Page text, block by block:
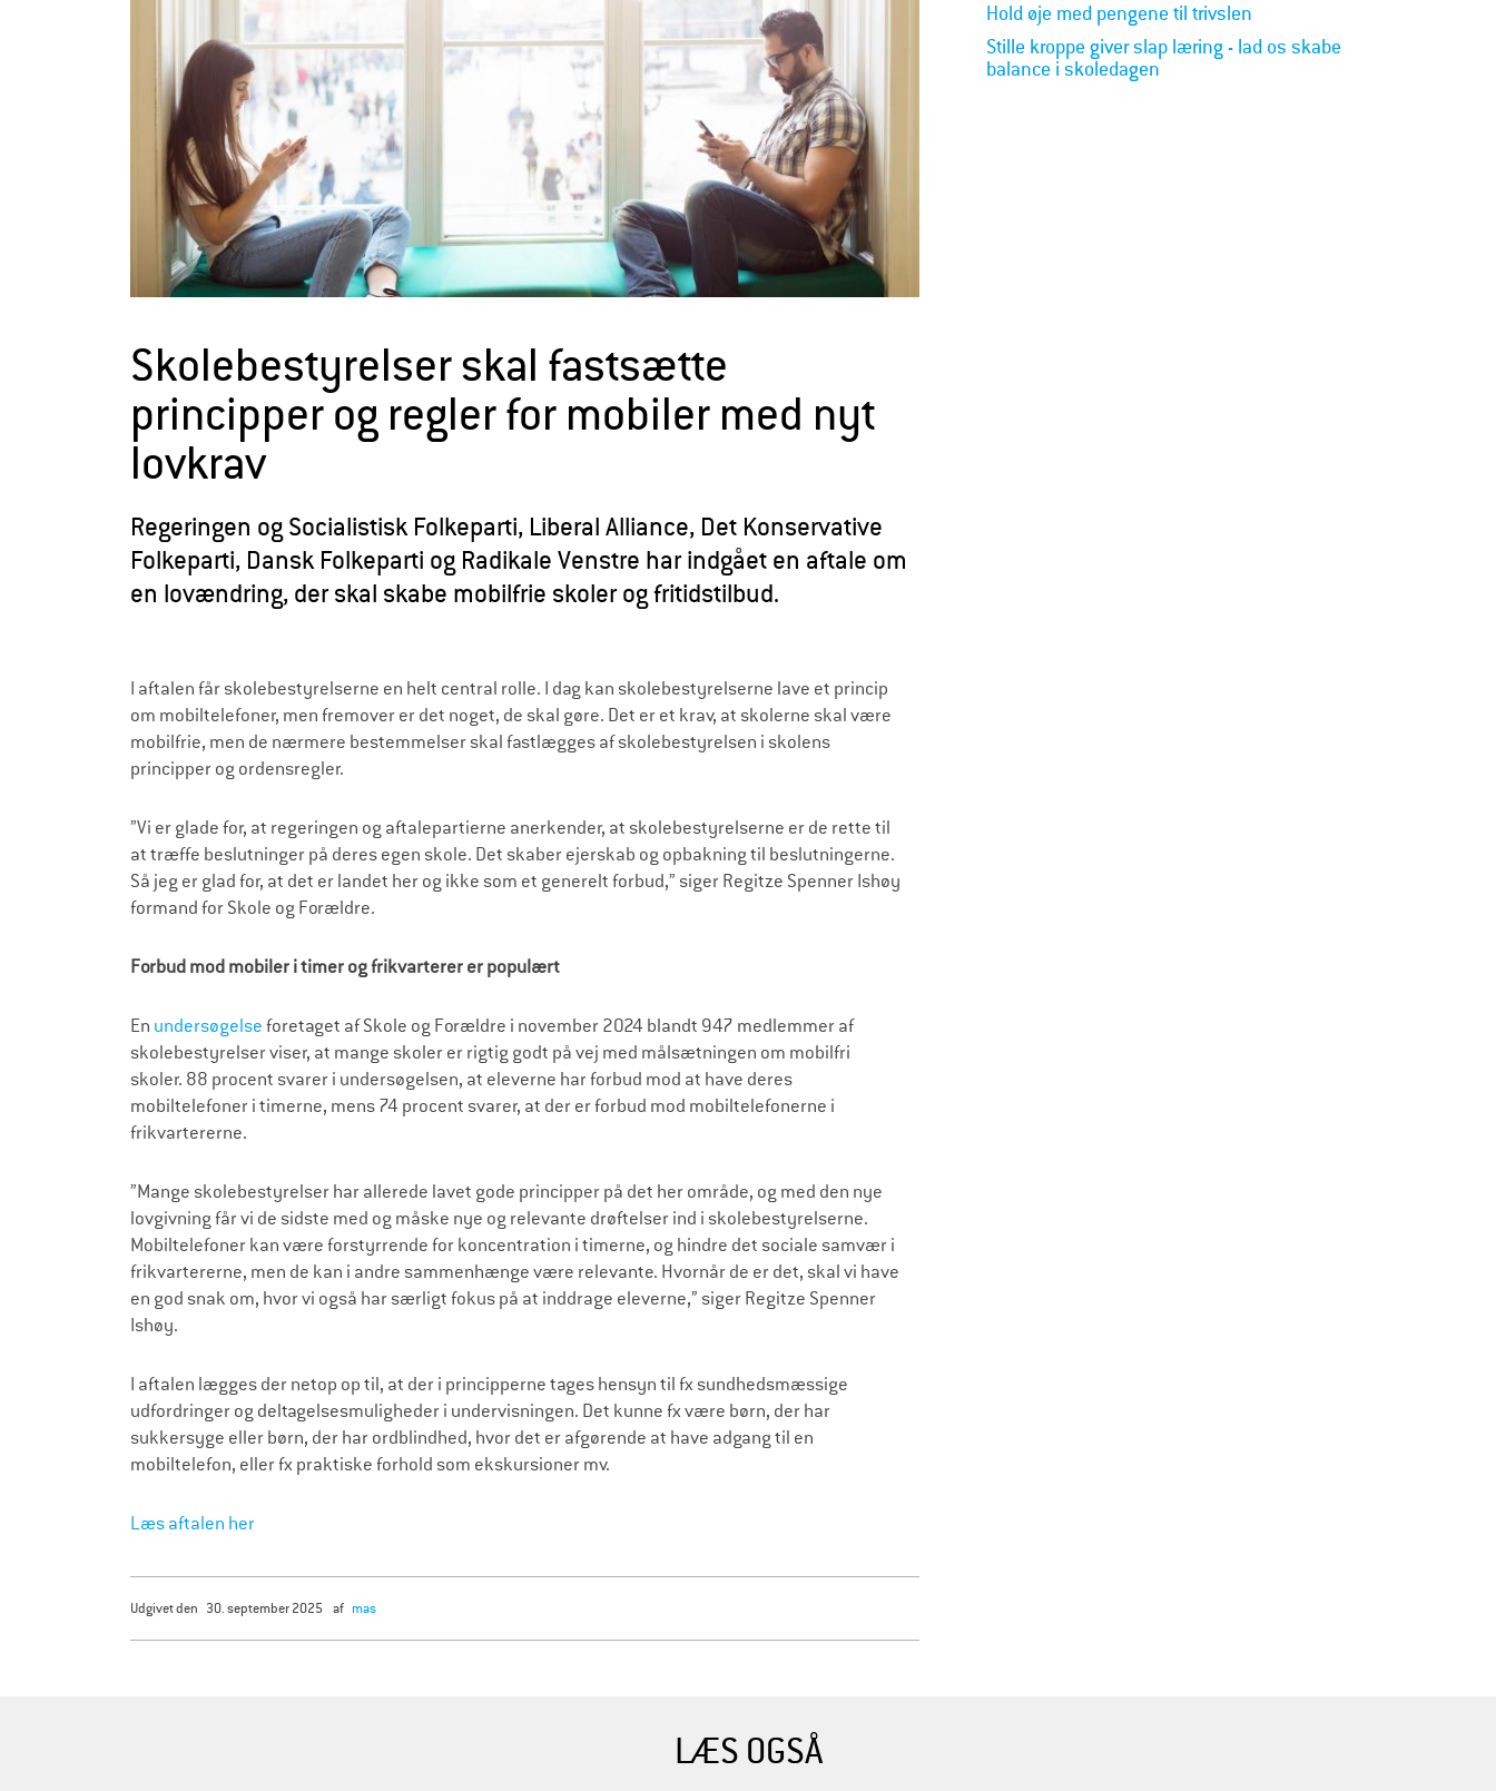
Skolebestyrelser skal fastsætte
principper og regler for mobiler med nyt
lovkrav
Regeringen og Socialistisk Folkeparti, Liberal Alliance, Det Konservative
Folkeparti, Dansk Folkeparti og Radikale Venstre har indgået en aftale om
en lovændring, der skal skabe mobilfrie skoler og fritidstilbud.
I aftalen får skolebestyrelserne en helt central rolle. I dag kan skolebestyrelserne lave et princip
om mobiltelefoner, men fremover er det noget, de skal gøre. Det er et krav, at skolerne skal være
mobilfrie, men de nærmere bestemmelser skal fastlægges af skolebestyrelsen i skolens
principper og ordensregler.
”Vi er glade for, at regeringen og aftalepartierne anerkender, at skolebestyrelserne er de rette til
at træffe beslutninger på deres egen skole. Det skaber ejerskab og opbakning til beslutningerne.
Så jeg er glad for, at det er landet her og ikke som et generelt forbud,” siger Regitze Spenner Ishøy
formand for Skole og Forældre.
Forbud mod mobiler i timer og frikvarterer er populært
En undersøgelseforetaget af Skole og Forældre i november 2024 blandt 947 medlemmer af
skolebestyrelser viser, at mange skoler er rigtig godt på vej med målsætningen om mobilfri
skoler. 88 procent svarer i undersøgelsen, at eleverne har forbud mod at have deres
mobiltelefoner i timerne, mens 74 procent svarer, at der er forbud mod mobiltelefonerne i
frikvartererne.
”Mange skolebestyrelser har allerede lavet gode principper på det her område, og med den nye
lovgivning får vi de sidste med og måske nye og relevante drøftelser ind i skolebestyrelserne.
Mobiltelefoner kan være forstyrrende for koncentration i timerne, og hindre det sociale samvær i
frikvartererne, men de kan i andre sammenhænge være relevante. Hvornår de er det, skal vi have
en god snak om, hvor vi også har særligt fokus på at inddrage eleverne,” siger Regitze Spenner
Ishøy.
I aftalen lægges der netop op til, at der i principperne tages hensyn til fx sundhedsmæssige
udfordringer og deltagelsesmuligheder i undervisningen. Det kunne fx være børn, der har
sukkersyge eller børn, der har ordblindhed, hvor det er afgørende at have adgang til en
mobiltelefon, eller fx praktiske forhold som ekskursioner mv.
Læs aftalen her
udgivet den 30. september 2025 af mas
Hold øje med pengene til trivslen
Stille kroppe giver slap læring - lad os skabe
balance i skoledagen
LÆS OGSÅ